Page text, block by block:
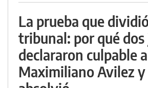
La prueba que
tribunal: por qué dos
declararon culpable a
Maximiliano Avilez